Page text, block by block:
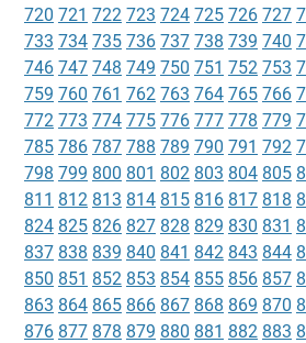
720 721 722 723 724 725 726 727
733 734 735 736 737 738 739 740
746 747 748 749 750 751 752 753
759 760 761 762 763 764 765 766
772 773 774 775 776 777 778 779
785 786 787 788 789 790 791 792
798 799 800 801 802 803 804 805
811 812 813 814 815 816 817 818
824 825 826 827 828 829 830 831
837 838 839 840 841 842 843 844
850 851 852 853 854 855 856 857
863 864 865 866 867 868 869 870
876 877 878 879 880 881 882 883